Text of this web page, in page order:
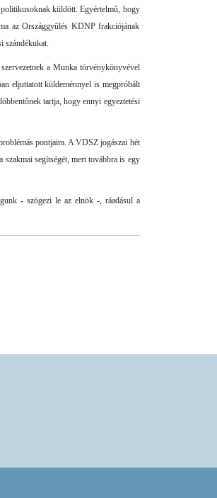
politikusoknak küldött. Egyértelmû, hogy
az Országgyûlés KDNP frakciójának
szándékukat.
a Munka törvénykönyvével
eljuttatott küldeménnyel is megpróbált
tartja, hogy ennyi egyeztetési
pontjaira. A VDSZ jogászai hét
segítségét, mert továbbra is egy
- szögezi le az elnök -, ráadásul a